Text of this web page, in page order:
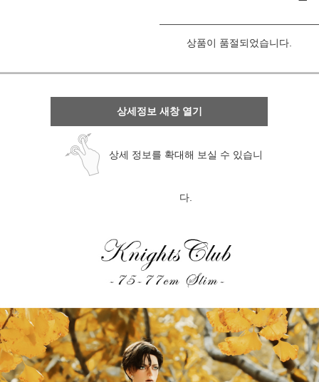
상품이 품절되었습니다.
상세정보 새창 열기
상세 정보를 확대해 보실 수 있습니
다.